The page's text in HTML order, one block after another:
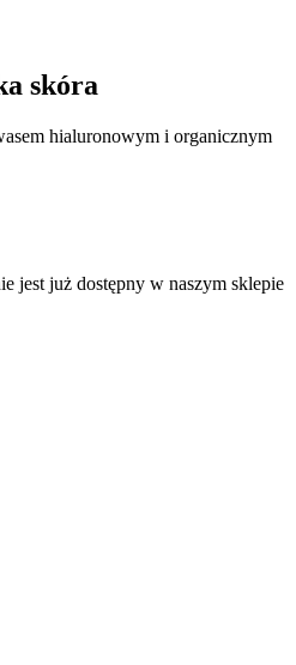
skóra
hialuronowym i organicznym
jest już dostępny w naszym sklepie